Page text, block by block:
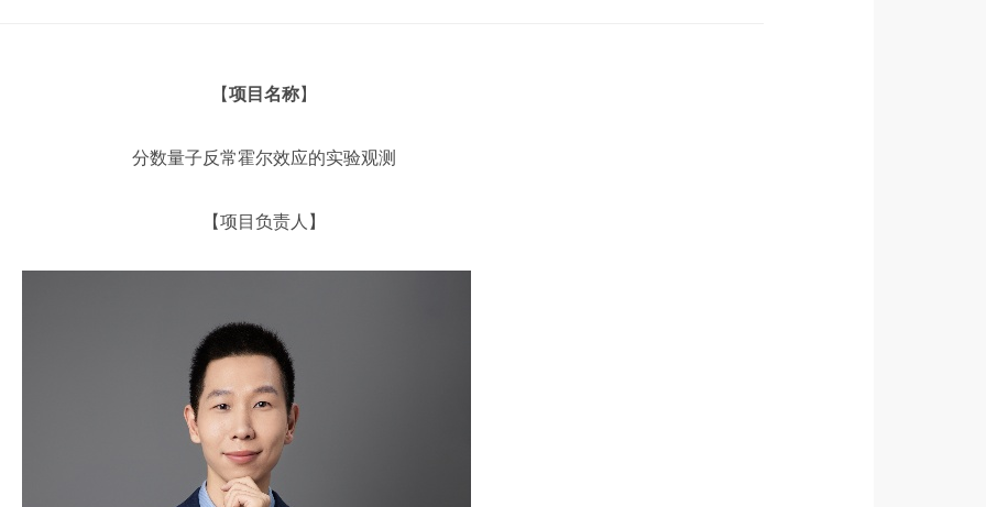
【项目名称】
分数量子反常霍尔效应的实验观测
【项目负责人】